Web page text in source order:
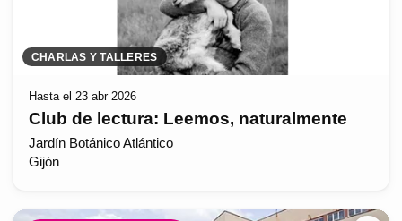
CHARLAS Y TALLERES
Hasta el 23 abr 2026
Club de lectura: Leemos, naturalmente
Jardín Botánico Atlántico
Gijón